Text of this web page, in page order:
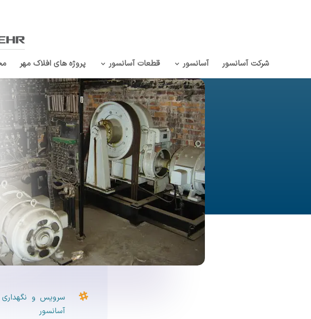
شرکت آسانسور آسانسور قطعات آسانسور پروژه‌ های افلاک مهر
 سرویس و نگهداری
آسانسور